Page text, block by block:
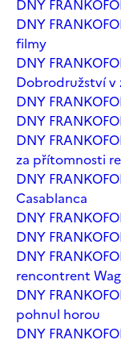
DNY
DNY
filmy
DNY
Dobrodružství v
DNY
DNY
DNY
za přítomnosti
DNY
Casablanca
DNY
DNY
DNY
rencontrent
DNY
pohnul horou
DNY